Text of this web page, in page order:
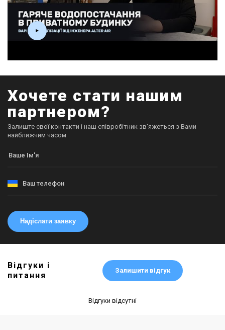
Хочете стати нашим
партнером?
Залиште свої контакти і наш співробітник зв'яжеться з Вами
найближчим часом
Надіслати заявку
Відгуки і
питання
Залишити відгук
Відгуки відсутні